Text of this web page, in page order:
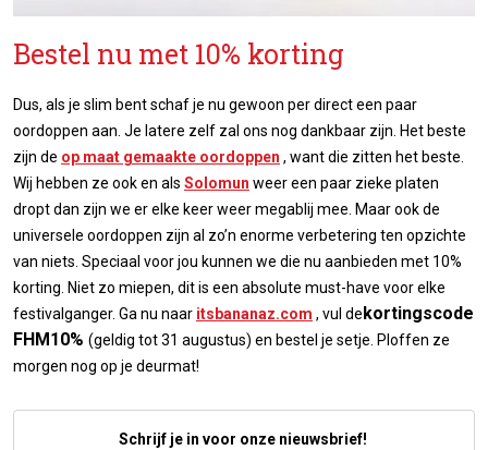
Bestel nu met 10% korting
Dus, als je slim bent schaf je nu gewoon per direct een paar
oordoppen aan. Je latere zelf zal ons nog dankbaar zijn. Het beste
zijn de op maat gemaakte oordoppen , want die zitten het beste.
Wij hebben ze ook en als Solomun weer een paar zieke platen
dropt dan zijn we er elke keer weer megablij mee. Maar ook de
universele oordoppen zijn al zo’n enorme verbetering ten opzichte
van niets. Speciaal voor jou kunnen we die nu aanbieden met 10%
korting. Niet zo miepen, dit is een absolute must-have voor elke
festivalganger. Ga nu naar itsbananaz.com , vul dekortingscode
FHM10% (geldig tot 31 augustus) en bestel je setje. Ploffen ze
morgen nog op je deurmat!
Schrijf je in voor onze nieuwsbrief!